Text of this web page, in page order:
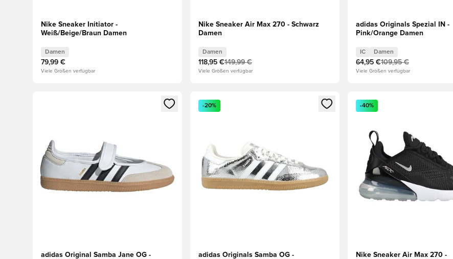
Nike Sneaker Initiator -
Weiß/Beige/Braun Damen
Damen
79,99 €
Viele Größen verfügbar
Nike Sneaker Air Max 270 - Schwarz
Damen
Damen
118,95 €149,99 €
Viele Größen verfügbar
adidas Originals Spezial IN -
Pink/Orange Damen
IC Damen
64,95 €109,95 €
Viele Größen verfügbar
Öffnet ein neues Fenster zum Anmelden oder Registrieren als Mitglied
adidas Original Samba Jane OG -
Öffnet ein neues Fenster zum Anmelden oder Registrieren als Mitglied
-20%
adidas Originals Samba OG -
Öffnet ein neues Fenster
-40%
Nike Sneaker Air Max 270 -